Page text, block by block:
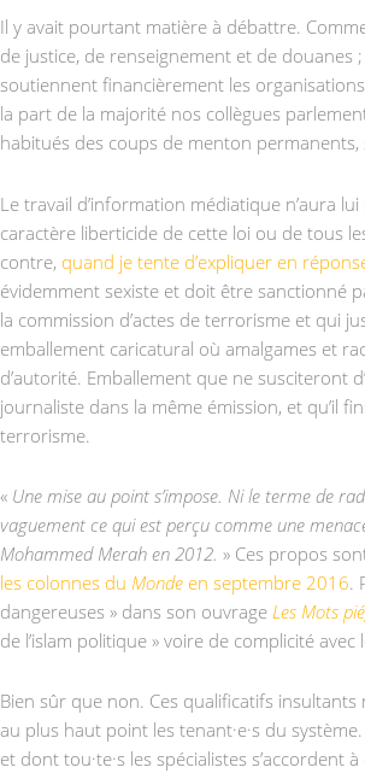
Il y avait pourtant matière à débattre.
de justice, de renseignement et de douanes
soutiennent financièrement les
la part de la majorité nos collègues
habitués des coups de menton
Le travail d’information médiatique n’aura
caractère liberticide de cette loi ou de tous
contre, quand je tente d’expliquer en
évidemment sexiste et doit être sanctionné
la commission d’actes de terrorisme et qui
emballement caricatural où amalgames et
d’autorité. Emballement que ne susciteront
journaliste dans la même émission, et qu’il
terrorisme.
« Une mise au point s’impose. Ni le terme de
vaguement ce qui est perçu comme une
Mohammed Merah en 2012. » Ces propos
les colonnes du Monde en septembre 2016.
dangereuses » dans son ouvrage Les Mots
de l’islam politique » voire de complicité avec
Bien sûr que non. Ces qualificatifs
au plus haut point les tenant·e·s du
et dont tou·te·s les spécialistes